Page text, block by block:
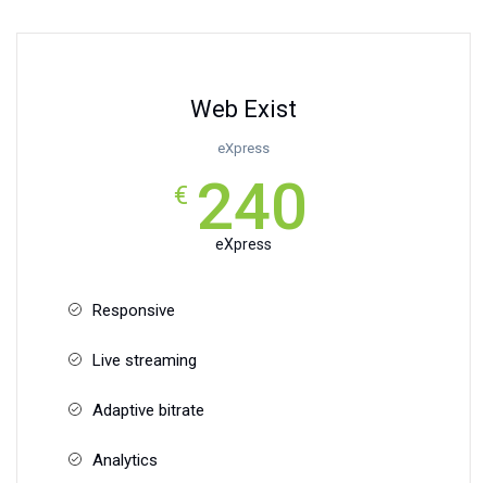
Web Exist
eXpress
€ 240
eXpress
Responsive
Live streaming
Adaptive bitrate
Analytics